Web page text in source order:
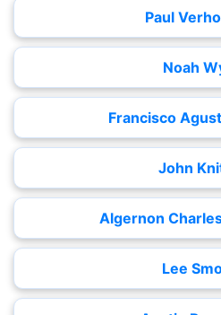
Paul
Noah
Francisco
John
Algernon
Lee